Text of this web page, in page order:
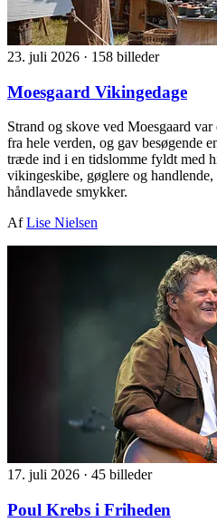
23. juli 2026 · 158 billeder
Moesgaard Vikingedage
Strand og skove ved Moesgaard
fra hele verden, og gav besøgende
træde ind i en tidslomme fyldt med
vikingeskibe, gøglere og
håndlavede smykker.
AfLise Nielsen
17. juli 2026 · 45 billeder
Poul Krebs i Friheden